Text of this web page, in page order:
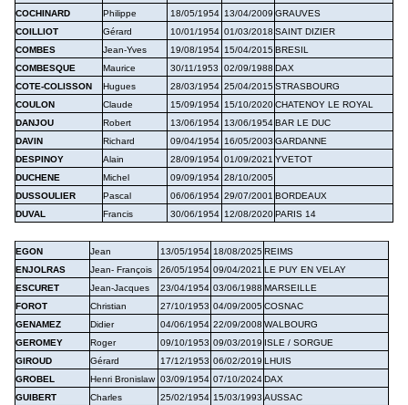
COCHINARD
Philippe 18/05/1954 13/04/2009 GRAUVES
COILLIOT
Gérard 10/01/1954 01/03/2018 SAINT DIZIER
COMBES
Jean-Yves 19/08/1954 15/04/2015 BRESIL
COMBESQUE
Maurice 30/11/1953 02/09/1988 DAX
COTE-COLISSON
Hugues 28/03/1954 25/04/2015 STRASBOURG
COULON
Claude 15/09/1954 15/10/2020 CHATENOY LE ROYAL
DANJOU
Robert 13/06/1954 13/06/1954 BAR LE DUC
DAVIN
Richard 09/04/1954 16/05/2003 GARDANNE
DESPINOY
Alain 28/09/1954 01/09/2021 YVETOT
DUCHENE
Michel 09/09/1954 28/10/2005
DUSSOULIER
Pascal 06/06/1954 29/07/2001 BORDEAUX
DUVAL
Francis 30/06/1954 12/08/2020 PARIS 14
EGON Jean 13/05/1954 18/08/2025 REIMS
ENJOLRAS
Jean- François 26/05/1954 09/04/2021 LE PUY EN VELAY
ESCURET
Jean-Jacques 23/04/1954 03/06/1988 MARSEILLE
FOROT
Christian 27/10/1953 04/09/2005 COSNAC
GENAMEZ
Didier 04/06/1954 22/09/2008 WALBOURG
GEROMEY
Roger 09/10/1953 09/03/2019 ISLE / SORGUE
GIROUD
Gérard 17/12/1953 06/02/2019 LHUIS
GROBEL
Henri Bronislaw 03/09/1954 07/10/2024 DAX
GUIBERT
Charles 25/02/1954 15/03/1993 AUSSAC